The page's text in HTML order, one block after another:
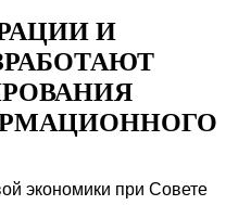
И
экономики при Совете